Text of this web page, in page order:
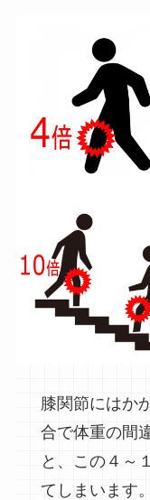
膝関節にはか
合で体重の間
と、この４～
てしまいます。